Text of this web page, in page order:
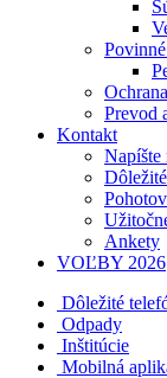
Prevod
Kontakt
Napíšte
Ankety
VOĽBY 2026
Dôležité
Odpady
Inštitúcie
Mobilná